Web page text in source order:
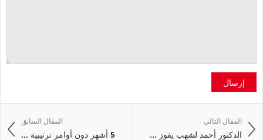
إرسال
المقال السابق
5 أشهر دون أوامر ترتيبية ...
المقال التالي
الدكتور أحمد لشهب يفوز ...